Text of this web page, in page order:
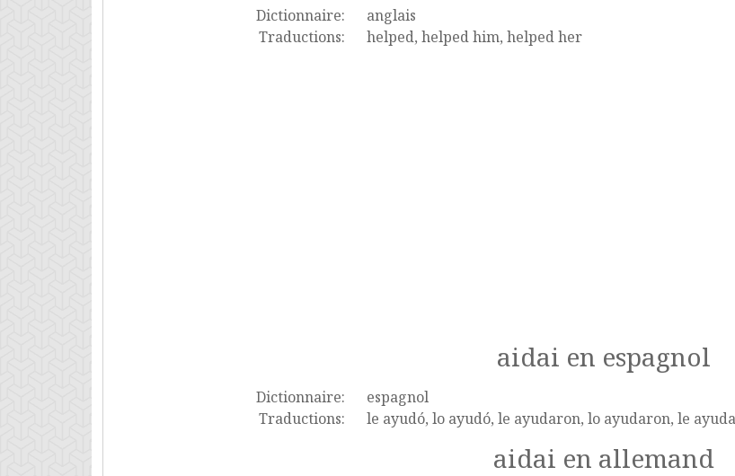
Dictionnaire:
anglais
Traductions:
helped, helped him, helped her
aidai en espagnol
Dictionnaire:
espagnol
Traductions:
le ayudó, lo ayudó, le ayudaron, lo ayudaron, le
aidai en allemand